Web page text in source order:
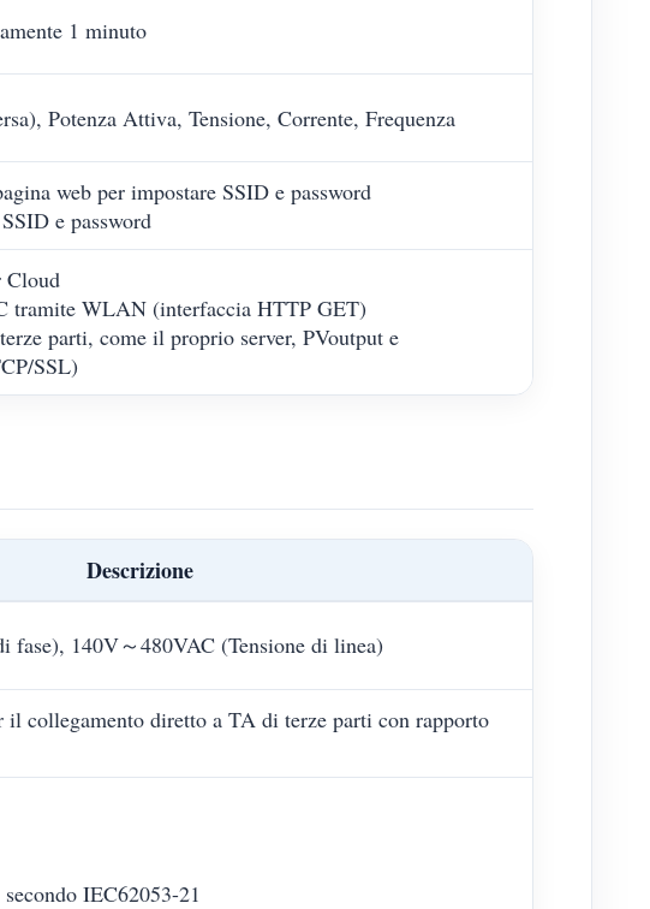
1 minuto
Potenza Attiva, Tensione, Corrente, Frequenza
web per impostare SSID e password
e password
Cloud
tramite WLAN (interfaccia HTTP GET)
parti, come il proprio server, PVoutput e
SSL)
Descrizione
fase), 140V～480VAC (Tensione di linea)
il collegamento diretto a TA di terze parti con rapporto
IEC62053-21